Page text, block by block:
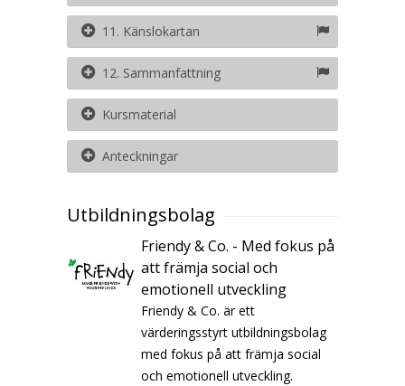
11. Känslokartan
12. Sammanfattning
Kursmaterial
Anteckningar
Utbildningsbolag
Friendy & Co. - Med fokus på
att främja social och
emotionell utveckling
Friendy & Co. är ett
värderingsstyrt utbildningsbolag
med fokus på att främja social
och emotionell utveckling.